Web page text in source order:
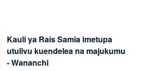
Kauli ya Rais Samia imetupa
utulivu kuendelea na majukumu
- Wananchi